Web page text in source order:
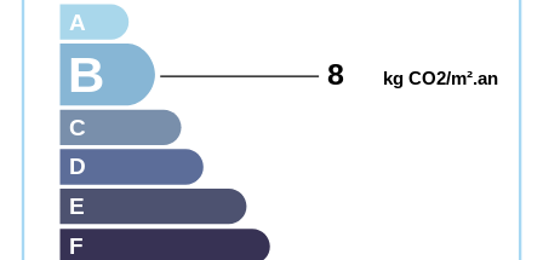
F
E
D
C
B 8 kg CO2/m².an
A